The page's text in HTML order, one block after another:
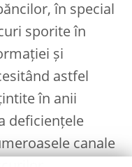
în special
sporite în
și
astfel
în anii
deficiențele
canale